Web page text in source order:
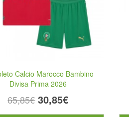
Calcio Marocco Bambino
Divisa Prima 2026
65,85€ 30,85€